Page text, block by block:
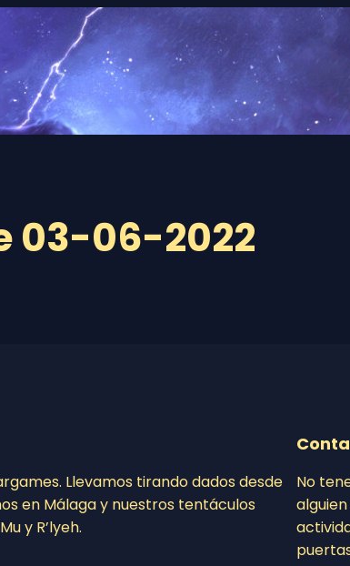
03-06-2022
Llevamos tirando dados desde
en Málaga y nuestros tentáculos
y R’lyeh.
No